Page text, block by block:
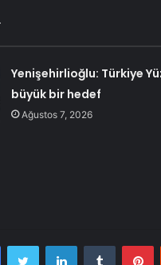
Yenişehirlioğlu: Türkiye
büyük bir hedef
Ağustos 7, 2026
FacebookTwitter LinkedInTumblr